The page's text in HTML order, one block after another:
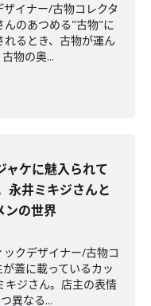
イナー/古物コレクタ
んのあつめる"古物"に
るとき、古物が運ん
物の奥...
ャケに魅入られて
永井ミキジさんと
ンの世界
クデザイナー/古物コ
蓋に載っているカッ
キジさん。店主の表情
異なる...